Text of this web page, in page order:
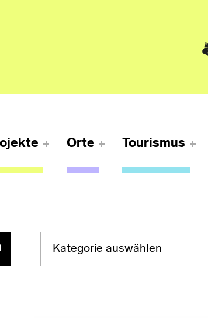
Orte Tourismus
KATEGORIEN
Kategorien